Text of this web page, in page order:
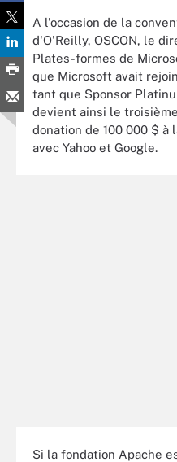
A l'occasion de la
d'O'Reilly, OSCON, le
Plates-formes de
que Microsoft avait
tant que Sponsor
devient ainsi le
donation de 100 000 $ à
avec Yahoo et Google.
Si la fondation Apache